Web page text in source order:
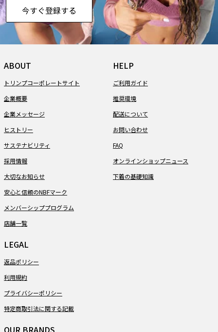
今すぐ登録する
ABOUT
トリンプコーポレートサイト
企業概要
企業メッセージ
ヒストリー
サステナビリティ
採用情報
大切なお知らせ
安心と信頼のNBFマーク
メンバーシッププログラム
店舗一覧
HELP
ご利用ガイド
推奨環境
配送について
お問い合わせ
FAQ
オンラインショップニュース
下着の基礎知識
LEGAL
返品ポリシー
利用規約
プライバシーポリシー
特定商取引法に関する記載